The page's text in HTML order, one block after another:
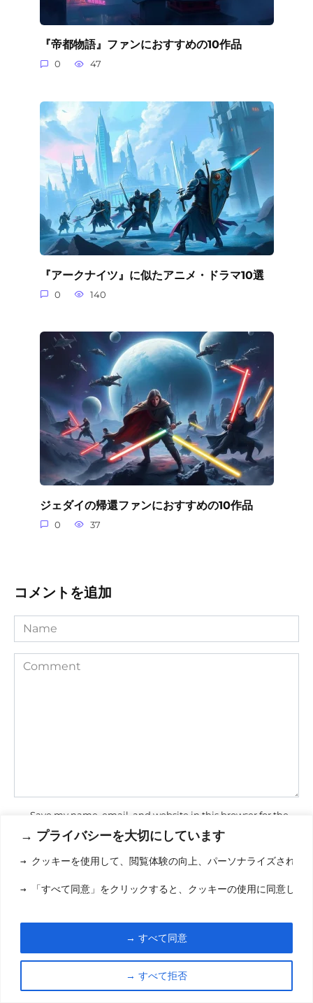
→ プライバシーを大切にしています
→ クッキーを使用して、閲覧体験の向上、パーソナライズされた
→ 「すべて同意」をクリックすると、クッキーの使用に同意した
→ すべて拒否
→ すべて同意
『帝都物語』ファンにおすすめの10作品
0 47
『アークナイツ』に似たアニメ・ドラマ10選
0 140
ジェダイの帰還ファンにおすすめの10作品
0 37
コメントを追加
Name
Comment
Save my name, email, and website in this browser for the
next time I comment.
利用規約(りようきやく
(おといあわせ